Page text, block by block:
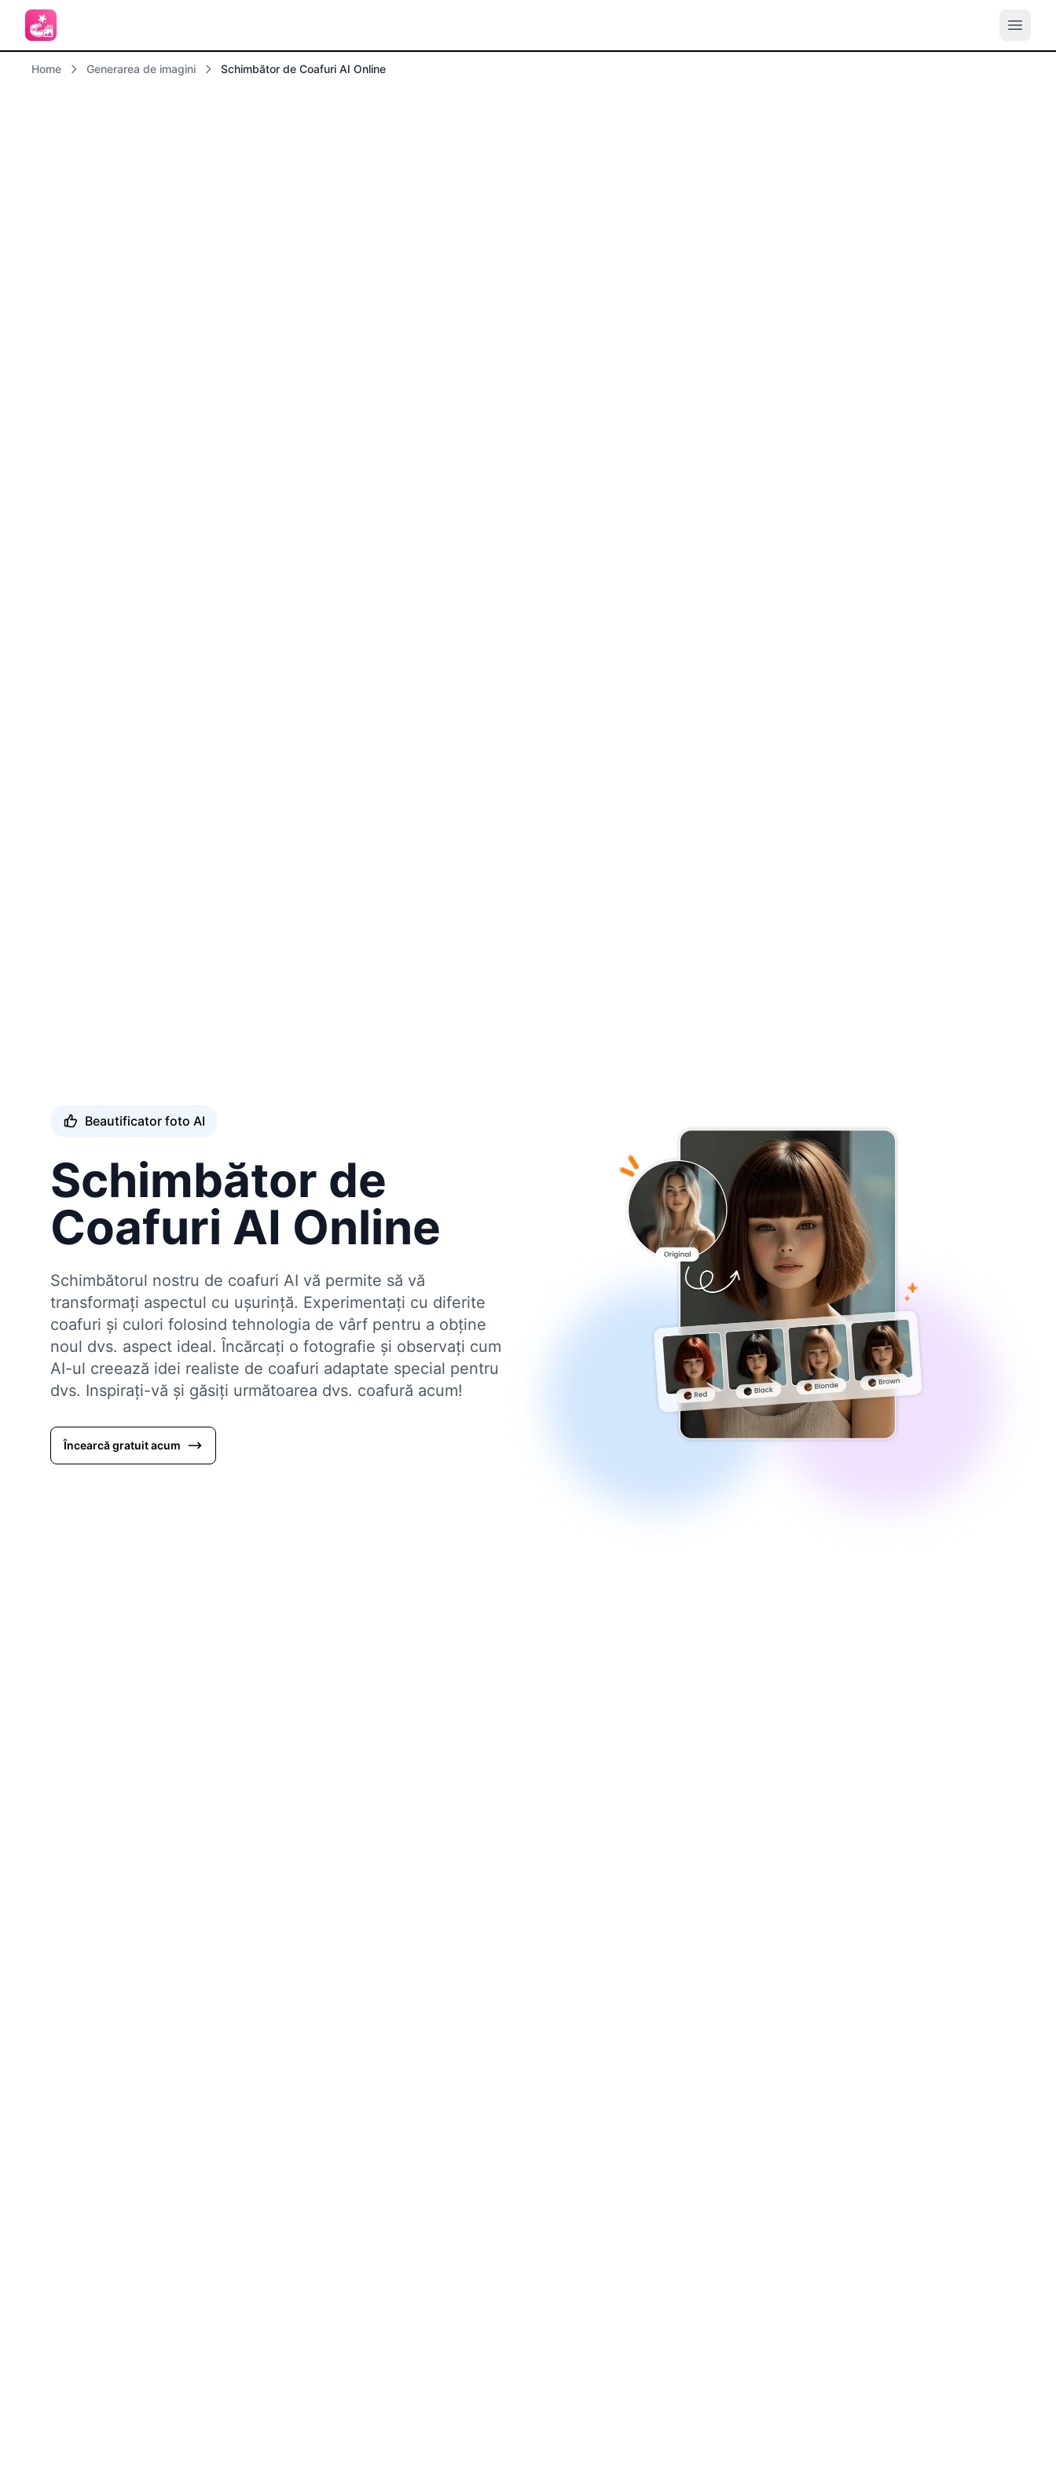
Home Generarea de imagini Schimbător de Coafuri AI Online
Beautificator foto AI
Schimbător de
Coafuri AI Online
Schimbătorul nostru de coafuri AI vă permite să vă
transformați aspectul cu ușurință. Experimentați cu diferite
coafuri și culori folosind tehnologia de vârf pentru a obține
noul dvs. aspect ideal. Încărcați o fotografie și observați cum
AI-ul creează idei realiste de coafuri adaptate special pentru
dvs. Inspirați-vă și găsiți următoarea dvs. coafură acum!
Încearcă gratuit acum